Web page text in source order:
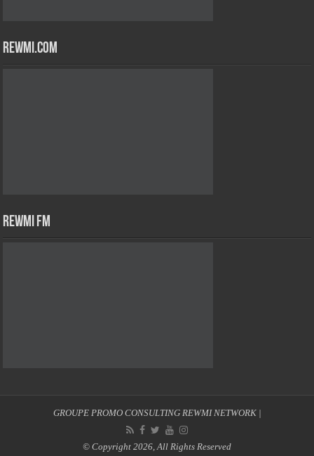
Rewmi.Com
Rewmi Fm
GROUPE PROMO CONSULTING REWMI NETWORK|
© Copyright 2026, All Rights Reserved